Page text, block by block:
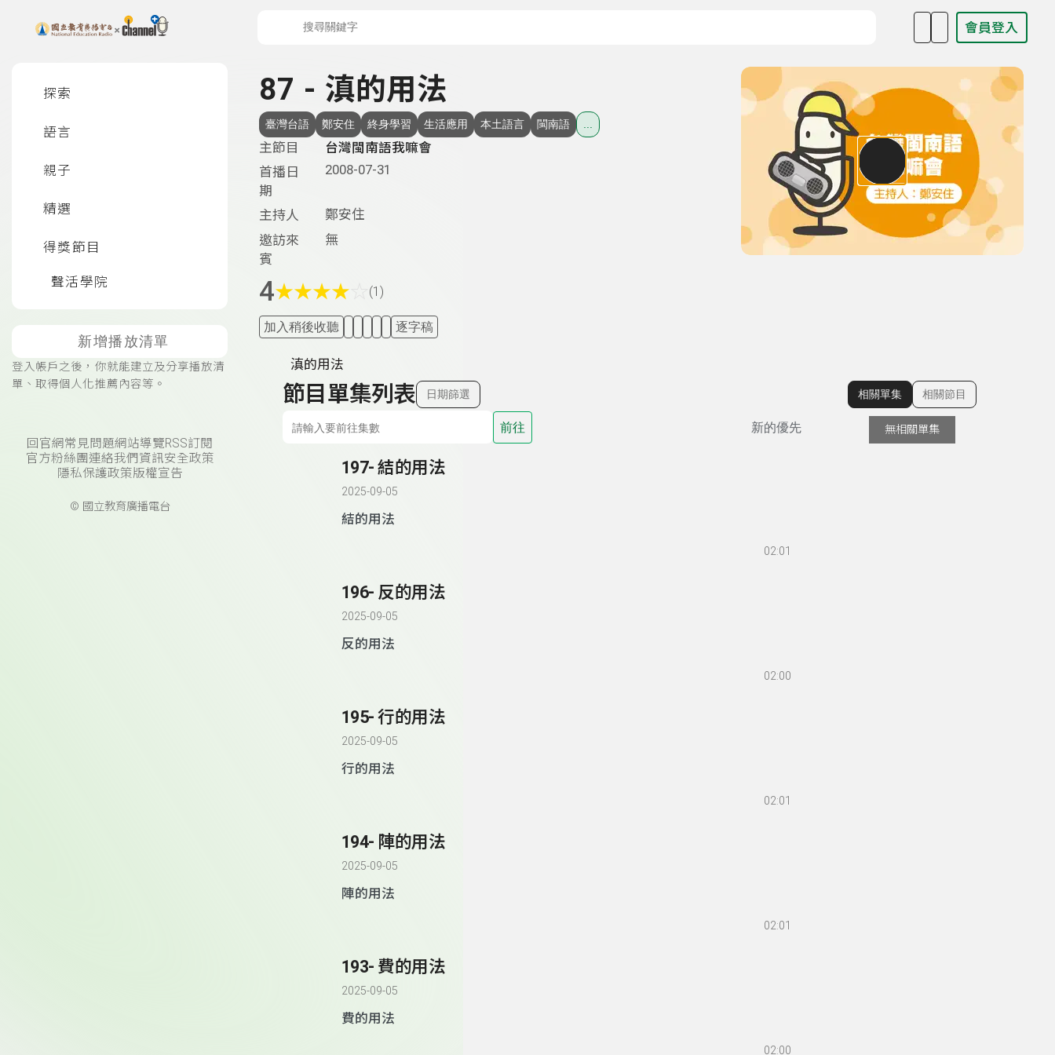
上方功能區塊 會員登入
探索
語言
親子
精選
得獎節目
聲活學院
新增播放清單
登入帳戶之後，你就能建立及分享播放清
單、取得個人化推薦內容等。
回官網常見問題網站導覽RSS訂閱
官方粉絲團連絡我們 資訊安全政策
隱私保護政策版權宣告
© 國立教育廣播電台
87 - 滇的用法
臺灣台語 鄭安住 終身學習 生活應用 本土語言 閩南語
主節目
台灣閩南語我嘛會
首播日
期
2008-07-31
主持人
鄭安住
邀訪來
賓
無
4★★★★ (1)
加入稍後收聽 逐字稿
滇的用法
節目單集列表 日期篩選
前往 新的優先
197- 結的用法
2025-09-05
結的用法
02:01
196- 反的用法
2025-09-05
反的用法
02:00
195- 行的用法
2025-09-05
行的用法
02:01
194- 陣的用法
2025-09-05
陣的用法
02:01
193- 費的用法
2025-09-05
費的用法
02:00
顯示相關單集
相關單集 相關節目
無相關單集